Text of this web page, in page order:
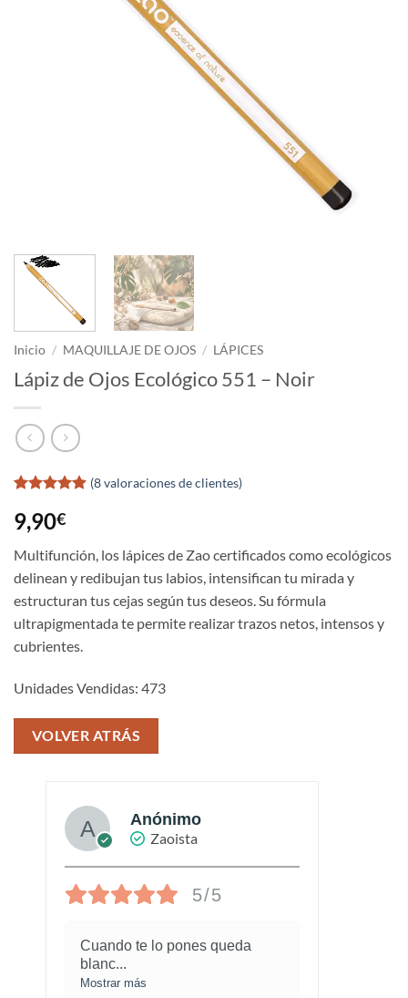
Inicio / MAQUILLAJE DE OJOS / LÁPICES
Lápiz de Ojos Ecológico 551 – Noir
con4.88
de 5 en
base a
valoraciones
de clientes
(8valoraciones de clientes)
9,90€
Multifunción, los lápices de Zao certificados como ecológicos
delinean y redibujan tus labios, intensifican tu mirada y
estructuran tus cejas según tus deseos. Su fórmula
ultrapigmentada te permite realizar trazos netos, intensos y
cubrientes.
Unidades Vendidas: 473
VOLVER ATRÁS
Anónimo
Zaoista
5/5
Cuando te lo pones queda
blanc...
Mostrar más